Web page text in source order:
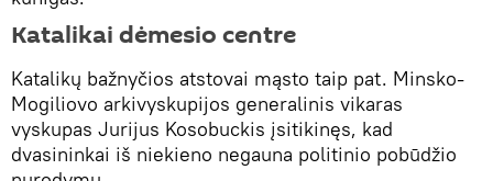
Katalikai dėmesio centre
Katalikų bažnyčios atstovai mąsto taip pat. Minsko-
Mogiliovo arkivyskupijos generalinis vikaras
vyskupas Jurijus Kosobuckis įsitikinęs, kad
dvasininkai iš niekieno negauna politinio pobūdžio